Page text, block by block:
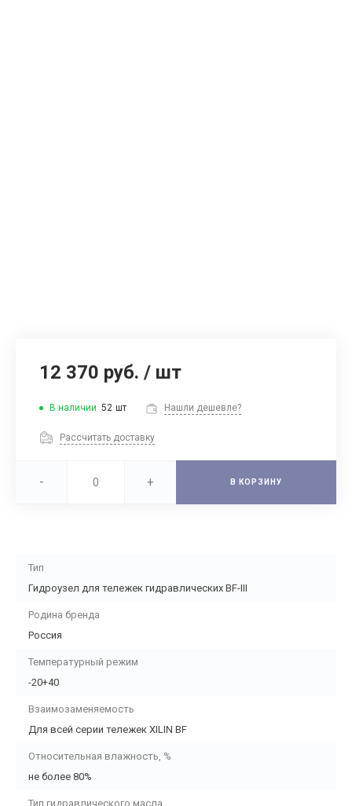
12 370 руб. / шт
В наличии 52 шт Нашли дешевле?
Рассчитать доставку
- + В КОРЗИНУ
Тип
Гидроузел для тележек гидравлических BF-III
Родина бренда
Россия
Температурный режим
-20+40
Взаимозаменяемость
Для всей серии тележек XILIN BF
Относительная влажность, %
не более 80%
Тип гидравлического масла